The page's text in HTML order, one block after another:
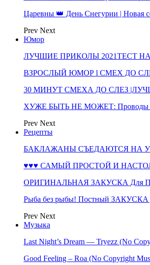
Царевны 👑 День Снегурии | Новая
Prev Next
Юмор
ЛУЧШИЕ ПРИКОЛЫ 2021ТЕСТ
ВЗРОСЛЫЙ ЮМОР l СМЕХ ДО
30 МИНУТ СМЕХА ДО СЛЕЗ
ХУЖЕ БЫТЬ НЕ МОЖЕТ: Проводы
Prev Next
Рецепты
БАКЛАЖАНЫ СЪЕДАЮТСЯ НА УРА!
♥♥♥ САМЫЙ ПРОСТОЙ И
ОРИГИНАЛЬНАЯ ЗАКУСКА Для
Рыба без рыбы! Постный ЗАКУСКА
Prev Next
Музыка
Last Night’s Dream — Tryezz (No
Good Feeling – Roa (No Copyright